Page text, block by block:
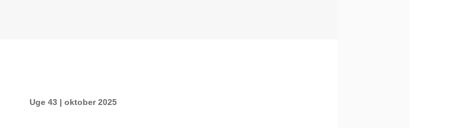
Uge 43 | oktober 2025